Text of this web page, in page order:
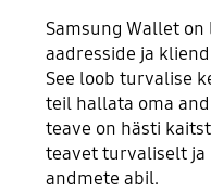
Samsung Wallet
aadresside ja
See loob turvalise
teil hallata oma
teave on hästi
teavet turvaliselt
andmete abil.